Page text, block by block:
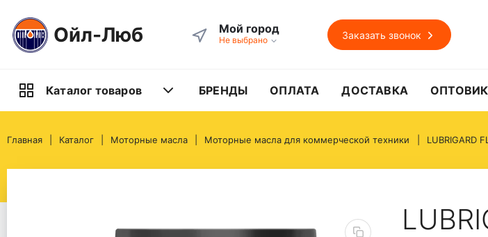
Ойл-Люб Мой город
Не выбрано Заказать звонок
Каталог товаров БРЕНДЫ ОПЛАТА ДОСТАВКА
Главная Каталог Моторные масла Моторные масла для коммерческой техники LUBRIGARD